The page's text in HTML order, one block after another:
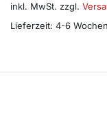
inkl. MwSt. zzgl.
Lieferzeit: 4-6 Wochen